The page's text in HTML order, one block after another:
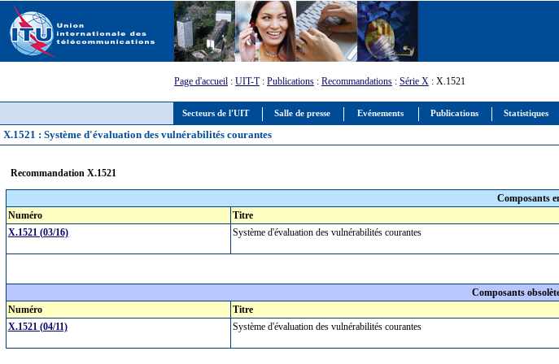
Secteurs de l'UIT Salle de presse Evénements Publications Statistiques
Page d'accueil : UIT-T: Publications : Recommandations : Série X : X.1521
X.1521 : Système d'évaluation des vulnérabilités courantes
Recommandation X.1521
Composants
Numéro
Titre
X.1521 (03/16)
Système d'évaluation des vulnérabilités courantes
Composants
Numéro
Titre
X.1521 (04/11)
Système d'évaluation des vulnérabilités courantes